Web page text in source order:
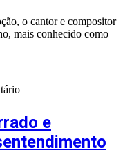
o cantor e compositor
mais conhecido como
e